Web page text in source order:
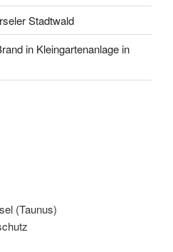
Stadtwald
in Kleingartenanlage in
(Taunus)